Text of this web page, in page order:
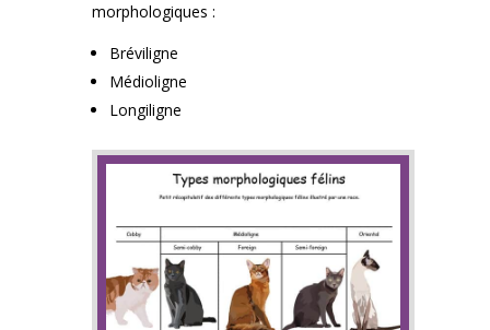
morphologiques :
Bréviligne
Médioligne
Longiligne